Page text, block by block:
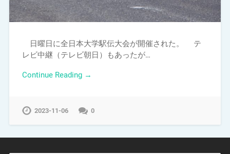
日曜日に全日本大学駅伝大会が開催された。 テ
レビ中継（テレビ朝日）もあったが…
Continue Reading →
2023-11-06 0